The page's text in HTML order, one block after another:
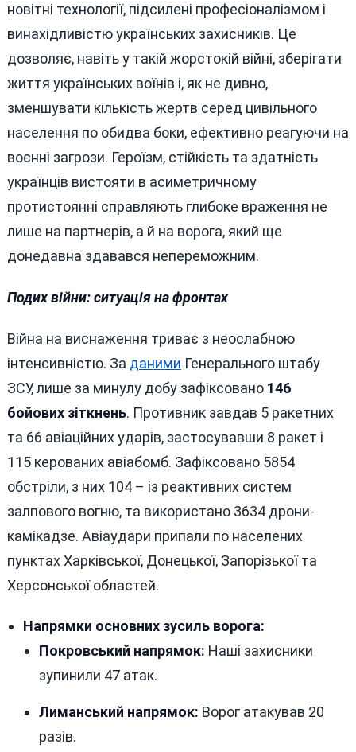
новітні технології, підсилені професіоналізмом і
винахідливістю українських захисників. Це
дозволяє, навіть у такій жорстокій війні, зберігати
життя українських воїнів і, як не дивно,
зменшувати кількість жертв серед цивільного
населення по обидва боки, ефективно реагуючи на
воєнні загрози. Героїзм, стійкість та здатність
українців вистояти в асиметричному
протистоянні справляють глибоке враження не
лише на партнерів, а й на ворога, який ще
донедавна здавався непереможним.
Подих війни: ситуація на фронтах
Війна на виснаження триває з неослабною
інтенсивністю. За даними Генерального штабу
ЗСУ, лише за минулу добу зафіксовано 146
бойових зіткнень. Противник завдав 5 ракетних
та 66 авіаційних ударів, застосувавши 8 ракет і
115 керованих авіабомб. Зафіксовано 5854
обстріли, з них 104 – із реактивних систем
залпового вогню, та використано 3634 дрони-
камікадзе. Авіаудари припали по населених
пунктах Харківської, Донецької, Запорізької та
Херсонської областей.
Напрямки основних зусиль ворога:
Покровський напрямок: Наші захисники
зупинили 47 атак.
Лиманський напрямок: Ворог атакував 20
разів.